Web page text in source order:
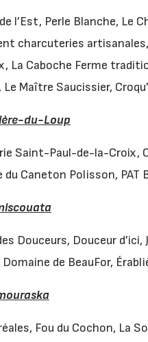
l’Est, Perle Blanche, Le
charcuteries
La Caboche Ferme
Maître Saucissier,
du-Loup
Saint-Paul-de-la-Croix,
du Caneton Polisson, PAT
Douceurs, Douceur
Domaine de BeauFor,
Fou du Cochon, La